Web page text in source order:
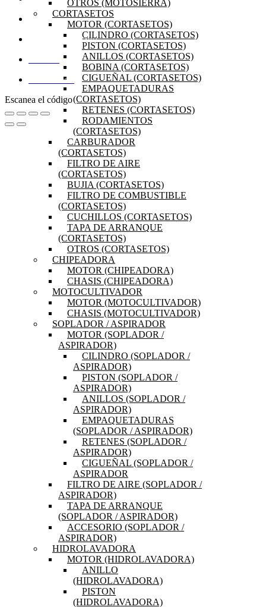
OTROS (MOTOSIERRA)
CORTASETOS
MOTOR (CORTASETOS)
CILINDRO (CORTASETOS)
PISTON (CORTASETOS)
ANILLOS (CORTASETOS)
BOBINA (CORTASETOS)
CIGUEÑAL (CORTASETOS)
EMPAQUETADURAS
(CORTASETOS)
RETENES (CORTASETOS)
RODAMIENTOS
(CORTASETOS)
CARBURADOR
(CORTASETOS)
FILTRO DE AIRE
(CORTASETOS)
BUJIA (CORTASETOS)
FILTRO DE COMBUSTIBLE
(CORTASETOS)
CUCHILLOS (CORTASETOS)
TAPA DE ARRANQUE
(CORTASETOS)
OTROS (CORTASETOS)
CHIPEADORA
MOTOR (CHIPEADORA)
CHASIS (CHIPEADORA)
MOTOCULTIVADOR
MOTOR (MOTOCULTIVADOR)
CHASIS (MOTOCULTIVADOR)
SOPLADOR / ASPIRADOR
MOTOR (SOPLADOR /
ASPIRADOR)
CILINDRO (SOPLADOR /
ASPIRADOR)
PISTON (SOPLADOR /
ASPIRADOR)
ANILLOS (SOPLADOR /
ASPIRADOR)
EMPAQUETADURAS
(SOPLADOR / ASPIRADOR)
RETENES (SOPLADOR /
ASPIRADOR)
CIGUEÑAL (SOPLADOR /
ASPIRADOR
FILTRO DE AIRE (SOPLADOR /
ASPIRADOR)
TAPA DE ARRANQUE
(SOPLADOR / ASPIRADOR)
ACCESORIO (SOPLADOR /
ASPIRADOR)
HIDROLAVADORA
MOTOR (HIDROLAVADORA)
ANILLO
(HIDROLAVADORA)
PISTON
(HIDROLAVADORA)
PRODUCTOS
PREGUNTAS FRECUENTES
DISTRIBUIDORES
Escanea el código